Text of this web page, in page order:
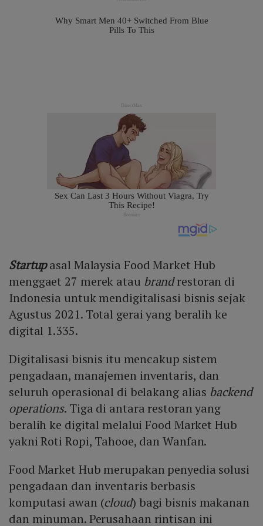
Startup asal Malaysia Food Market Hub
menggaet 27 merek atau brandrestoran di
Indonesia untuk mendigitalisasi bisnis sejak
Agustus 2021. Total gerai yang beralih ke
digital 1.335.
Digitalisasi bisnis itu mencakup sistem
pengadaan, manajemen inventaris, dan
seluruh operasional di belakang alias backend
operations. Tiga di antara restoran yang
beralih ke digital melalui Food Market Hub
yakni Roti Ropi, Tahooe, dan Wanfan.
Food Market Hub merupakan penyedia solusi
pengadaan dan inventaris berbasis
komputasi awan (cloud) bagi bisnis makanan
dan minuman. Perusahaan rintisan ini